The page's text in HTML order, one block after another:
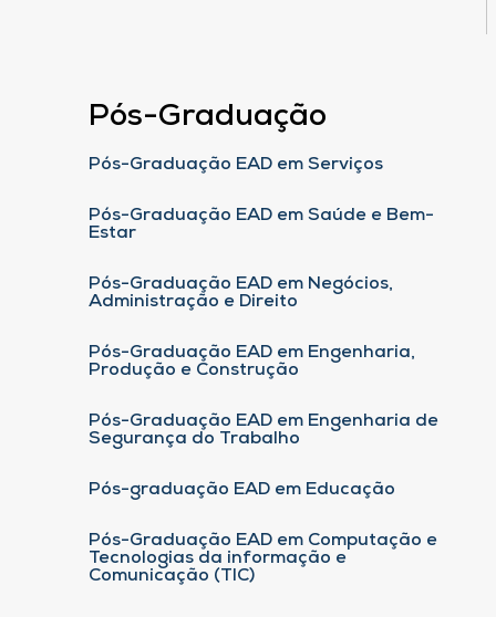
Pós-Graduação
Pós-Graduação EAD em Serviços
Pós-Graduação EAD em Saúde e Bem-
Estar
Pós-Graduação EAD em Negócios,
Administração e Direito
Pós-Graduação EAD em Engenharia,
Produção e Construção
Pós-Graduação EAD em Engenharia de
Segurança do Trabalho
Pós-graduação EAD em Educação
Pós-Graduação EAD em Computação e
Tecnologias da informação e
Comunicação (TIC)